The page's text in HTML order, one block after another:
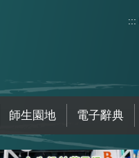
:::
師生園地 電子辭典